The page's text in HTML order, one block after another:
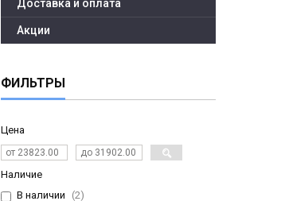
Доставка и оплата
Акции
ФИЛЬТРЫ
Цена
Наличие
В наличии
2